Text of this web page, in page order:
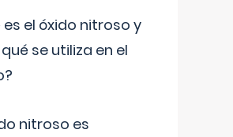
es el óxido nitroso y
se utiliza en el
nitroso es